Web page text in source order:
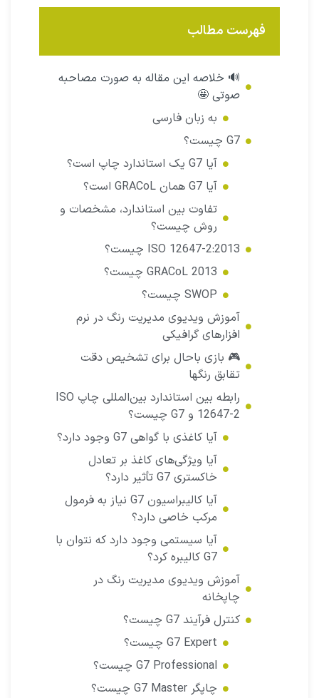
فهرست مطالب
🔊 خلاصه این مقاله به صورت مصاحبه
صوتی 🤩
به زبان فارسی
G7 چیست؟
آیا G7 یک استاندارد چاپ است؟
آیا G7 همان GRACoL است؟
تفاوت بین استاندارد، مشخصات و
روش چیست؟
ISO 12647-2:2013 چیست؟
GRACoL 2013 چیست؟
SWOP چیست؟
آموزش ویدیوی مدیریت رنگ در نرم
افزارهای گرافیکی
🎮 بازی باحال برای تشخیص دقت
تقابق رنگها
رابطه بین استاندارد بین‌المللی چاپ ISO
12647-2 و G7 چیست؟
آیا کاغذی با گواهی G7 وجود دارد؟
آیا ویژگی‌های کاغذ بر تعادل
خاکستری G7 تأثیر دارد؟
آیا کالیبراسیون G7 نیاز به فرمول
مرکب خاصی دارد؟
آیا سیستمی وجود دارد که نتوان با
G7 کالیبره کرد؟
آموزش ویدیوی مدیریت رنگ در
چاپخانه
کنترل فرآیند G7 چیست؟
G7 Expert چیست؟
G7 Professional چیست؟
چاپگر G7 Master چیست؟